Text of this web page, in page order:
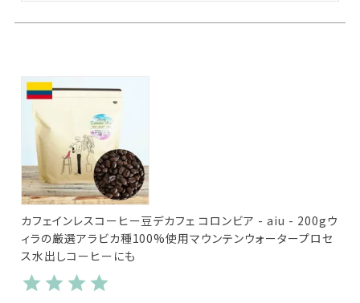
カフェインレスコーヒー豆デカフェ コロンビア - aiu - 200gウ
ィラの厳選アラビカ種100%使用マウンテンウォータープロセ
ス水出しコーヒーにも